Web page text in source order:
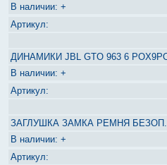
+
ДИНАМИКИ JBL GTO 963 6
+
ЗАГЛУШКА ЗАМКА РЕМНЯ БЕЗОП.
+